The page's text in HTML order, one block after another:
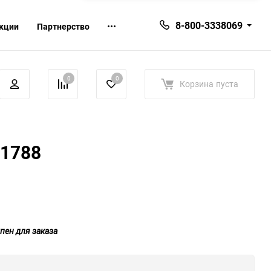
Партнерство 8-800-3338069
0 0 Корзина пуста
для заказа